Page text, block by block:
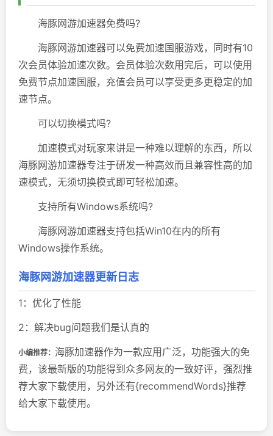
海豚网游加速器免费吗?
海豚网游加速器可以免费加速国服游戏，同时有10
次会员体验加速次数。会员体验次数用完后，可以使用
免费节点加速国服，充值会员可以享受更多更稳定的加
速节点。
可以切换模式吗?
加速模式对玩家来讲是一种难以理解的东西，所以
海豚网游加速器专注于研发一种高效而且兼容性高的加
速模式，无须切换模式即可轻松加速。
支持所有Windows系统吗?
海豚网游加速器支持包括Win10在内的所有
Windows操作系统。
海豚网游加速器更新日志
1：优化了性能
2：解决bug问题我们是认真的
小编推荐： 海豚加速器作为一款应用广泛，功能强大的免
费，该最新版的功能得到众多网友的一致好评，强烈推
荐大家下载使用，另外还有{recommendWords}推荐
给大家下载使用。